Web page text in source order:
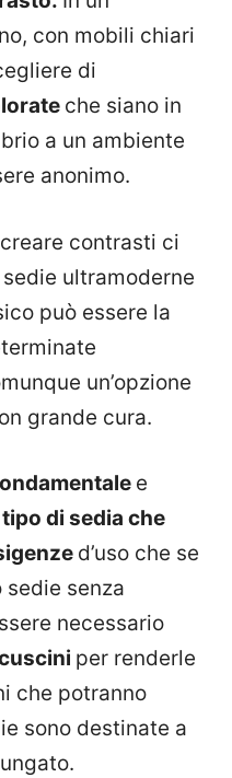
con mobili chiari
di
che siano in
a un ambiente
anonimo.
contrasti ci
ultramoderne
può essere la
un’opzione
grande cura.
e
di sedia che
d’uso che se
senza
necessario
per renderle
che potranno
sono destinate a